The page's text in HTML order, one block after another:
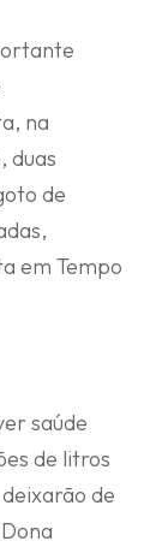
na
duas
de
em Tempo
saúde
de litros
de